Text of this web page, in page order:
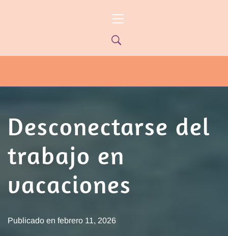
principal
ONCE PARANÁ YOUTUBE/PYPNEWS –
Desconectarse del
trabajo en
vacaciones
Publicado en febrero 11, 2026